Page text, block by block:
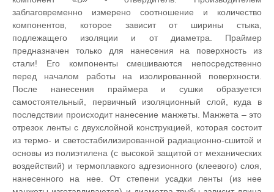
заблаговременно измерено соотношение и количество
компонентов, которое зависит от ширины стыка,
подлежащего изоляции и от диаметра. Праймер
предназначен только для нанесения на поверхность из
стали! Его компоненты смешиваются непосредственно
перед началом работы на изолированной поверхности.
После нанесения праймера и сушки образуется
самостоятельный, первичный изоляционный слой, куда в
последствии происходит нанесение манжеты. Манжета – это
отрезок ленты с двухслойной конструкцией, которая состоит
из термо- и светостабилизированной радиационно-сшитой и
основы из полиэтилена (с высокой защитой от механических
воздействий) и термоплавкого адгезионного (клеевого) слоя,
нанесенного на нее. От степени усадки ленты (из нее